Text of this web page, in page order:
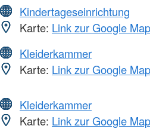
Kindertageseinrichtung
Karte: Link zur Google
Kleiderkammer
Karte: Link zur Google
Kleiderkammer
Karte: Link zur Google